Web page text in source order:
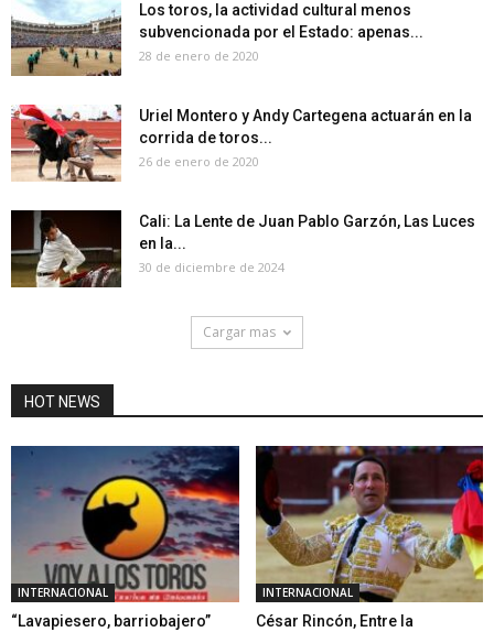
Los toros, la actividad cultural menos
subvencionada por el Estado: apenas...
28 de enero de 2020
Uriel Montero y Andy Cartegena actuarán en la
corrida de toros...
26 de enero de 2020
Cali: La Lente de Juan Pablo Garzón, Las Luces
en la...
30 de diciembre de 2024
Cargar mas
HOT NEWS
INTERNACIONAL
“Lavapiesero, barriobajero”
INTERNACIONAL
César Rincón, Entre la